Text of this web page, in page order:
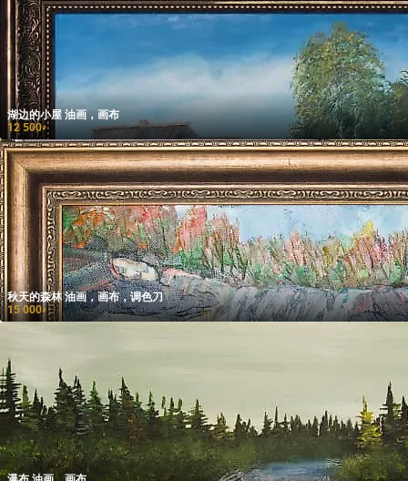
湖边的小屋 油画，画布
12 500₽
秋天的森林 油画，画布，调色刀
15 000₽